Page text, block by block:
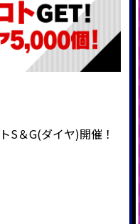
S＆G(ダイヤ)開催！